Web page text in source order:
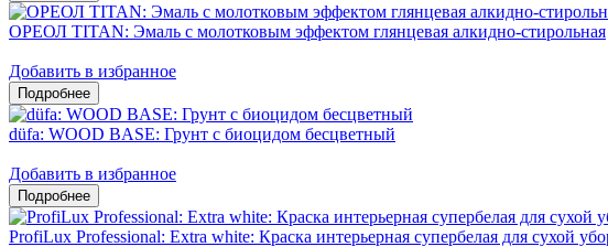
ОРЕОЛ TITAN: Эмаль с молотковым эффектом глянцевая алкидно-стирольная
Добавить в избранное
düfa: WOOD BASE: Грунт с биоцидом бесцветный
Добавить в избранное
ProfiLux Professional: Extra white: Краска интерьерная супербелая для сухой